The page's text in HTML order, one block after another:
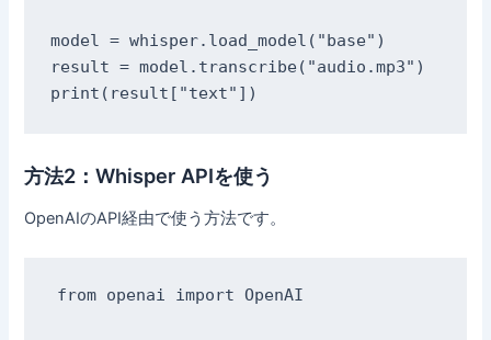
model = whisper.load_model("base")
result = model.transcribe("audio.mp3")
方法2：Whisper APIを使う
OpenAIのAPI経由で使う方法です。
from openai import OpenAI